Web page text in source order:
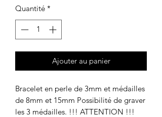
Quantité *
Ajouter au panier
Bracelet en perle de 3mm et médailles
de 8mm et 15mm Possibilité de graver
les 3 médailles. !!! ATTENTION !!!